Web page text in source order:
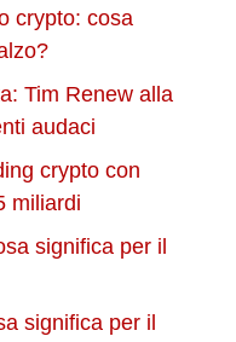
crypto: cosa
Tim Renew alla
audaci
crypto con
miliardi
significa per il
significa per il